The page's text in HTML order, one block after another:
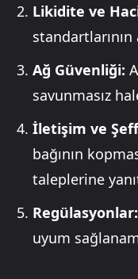
Likidite ve
Ağ Güvenliği:
savunmasız
İletişim ve
bağının
taleplerine
Regülasyonlar:
uyum